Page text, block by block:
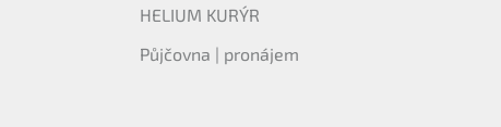
HELIUM KURÝR
Půjčovna | pronájem